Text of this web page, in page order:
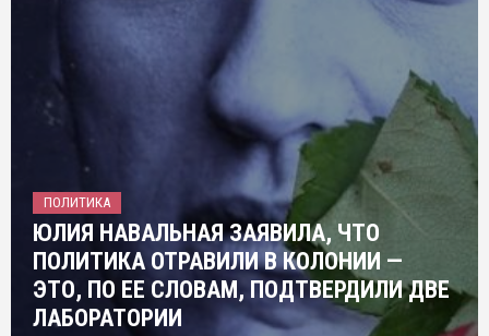
ПОЛИТИКА
ЮЛИЯ НАВАЛЬНАЯ ЗАЯВИЛА, ЧТО
ПОЛИТИКА ОТРАВИЛИ В КОЛОНИИ —
ЭТО, ПО ЕЕ СЛОВАМ, ПОДТВЕРДИЛИ ДВЕ
ЛАБОРАТОРИИ